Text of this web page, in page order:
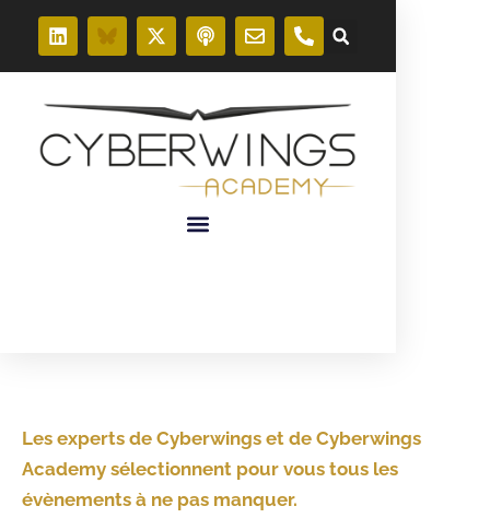
Les experts de Cyberwings et de Cyberwings
Academy sélectionnent pour vous tous les
évènements à ne pas manquer.